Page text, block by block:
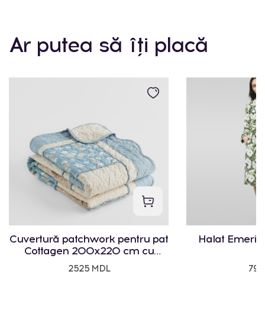
Ar putea să îți placă
Cuvertură patchwork pentru pat
Cottagen 200x220 cm cu
motiv floral
2525 MDL
Halat